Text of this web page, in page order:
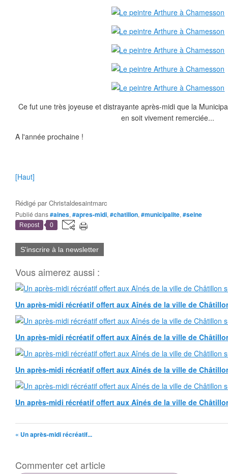
Ce fut une très joyeuse et distrayante après-midi que la
en soit vivement remerciée...
A l'année prochaine !
[Haut]
Rédigé parChristaldesaintmarc
Publié dans#aines, #apres-midi, #chatillon, #municipalite, #seine
Repost 0
S'inscrire à la newsletter
Vous aimerez aussi :
Un après-midi récréatif offert aux Aînés de la ville de
Un après-midi récréatif offert aux Aînés de la ville de
Un après-midi récréatif offert aux Aînés de la ville de
Un après-midi récréatif offert aux Aînés de la ville de
« Un après-midi récréatif...
Commenter cet article